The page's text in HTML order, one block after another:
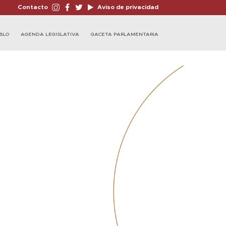
Contacto Aviso de privacidad
AGENDA LEGISLATIVA GACETA PARLAMENTARIA